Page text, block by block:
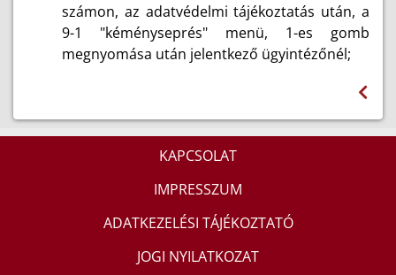
számon, az adatvédelmi tájékoztatás után, a
9-1 "kéményseprés" menü, 1-es gomb
megnyomása után jelentkező ügyintézőnél;
KAPCSOLAT
IMPRESSZUM
ADATKEZELÉSI TÁJÉKOZTATÓ
JOGI NYILATKOZAT